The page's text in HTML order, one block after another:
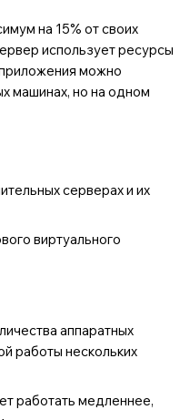
на 15% от своих
использует ресурсы
можно
машинах, но на одном
серверах и их
виртуального
аппаратных
работы нескольких
работать медленнее,